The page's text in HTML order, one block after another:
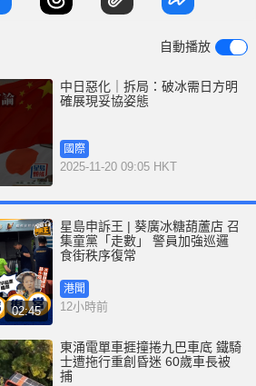
至少部分滿足中方『收回言論』
自動播放
中日惡化｜拆局：破冰需日方明
確展現妥協姿態
國際
2025-11-20 09:05 HKT
02:45
星島申訴王 | 葵廣冰糖葫蘆店 召
集童黨「走數」 警員加強巡邏
食街秩序復常
港聞
12小時前
東涌電單車捱撞捲九巴車底 鐵騎
士遭拖行重創昏迷 60歲車長被
捕